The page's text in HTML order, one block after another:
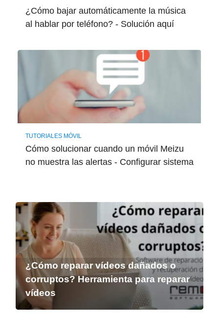
¿Cómo bajar automáticamente la música
al hablar por teléfono? - Solución aquí
TUTORIALES MÓVIL
Cómo solucionar cuando un móvil Meizu
no muestra las alertas - Configurar sistema
¿Cómo reparar vídeos dañados o
corruptos? Herramienta para reparar
vídeos